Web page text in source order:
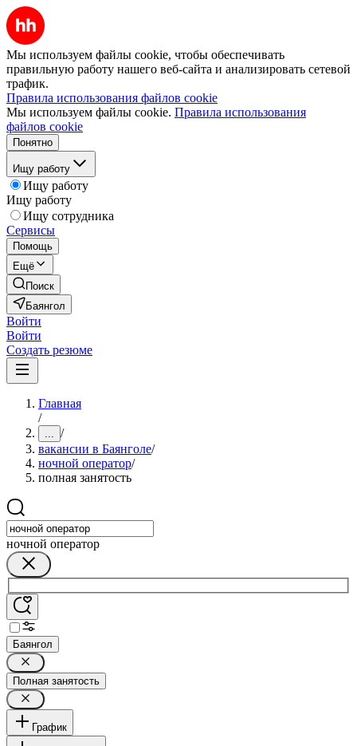
Мы используем файлы cookie, чтобы обеспечивать
правильную работу нашего веб-сайта и анализировать сетевой
трафик.
Правила использования файлов cookie
Мы используем файлы cookie. Правила использования
файлов cookie
Понятно
Ищу работу
Ищу работу
Ищу работу
Ищу сотрудника
Сервисы
Помощь
Ещё
Поиск
Баянгол
Войти
Войти
Создать резюме
Главная
/
... /
вакансии в Баянголе/
ночной оператор/
полная занятость
ночной оператор
Баянгол
Полная занятость
График